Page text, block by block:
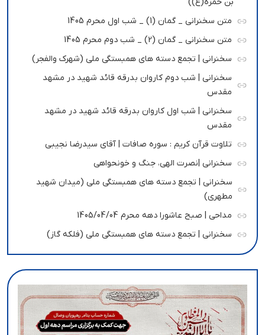
متن سخنرانی _ گمان (1) _ شب اول محرم 1405
متن سخنرانی _ گمان (2) _ شب دوم محرم 1405
سخنرانی | تجمع دسته های همبستگی ملی (شهرک والفجر)
سخنرانی | شب دوم کاروان بدرقه قائد شهید در مشهد
مقدس
سخنرانی | شب اول کاروان بدرقه قائد شهید در مشهد
مقدس
تلاوت قرآن کریم : سوره صافات | آقای سیدرضا نجیبی
سخنرانی |نصرت الهی، جنگ و خونحواهی
سخنرانی | تجمع دسته های همبستگی ملی (میدان شهید
مطهری)
مداحی | صبح عاشورا دهه محرم 1405/04/04
سخنرانی | تجمع دسته های همبستگی ملی (فلکه گاز)